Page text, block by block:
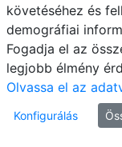
követéséhez és
demográfiai
Fogadja el az
legjobb élmény
Olvassa el az
Konfigurálás